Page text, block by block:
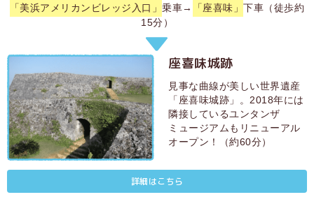
「美浜アメリカンビレッジ入口」乗車→ 「座喜味」下車（徒歩約
15分）
座喜味城跡
見事な曲線が美しい世界遺産
「座喜味城跡」。2018年には
隣接しているユンタンザ
ミュージアムもリニューアル
オープン！（約60分）
詳細はこちら